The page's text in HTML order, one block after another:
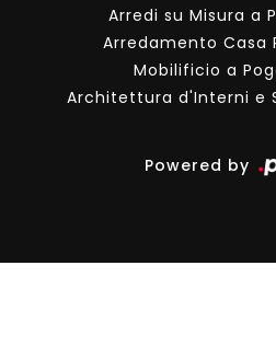
Arredi su Misura a
Arredamento Casa
Mobilificio a
Architettura d'Interni e
Powered by